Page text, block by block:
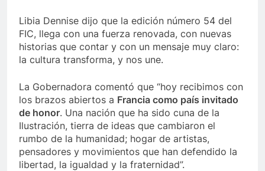
Libia Dennise dijo que la edición número 54 del
FIC, llega con una fuerza renovada, con nuevas
historias que contar y con un mensaje muy claro:
la cultura transforma, y nos une.
La Gobernadora comentó que “hoy recibimos con
los brazos abiertos a Francia como país invitado
de honor. Una nación que ha sido cuna de la
Ilustración, tierra de ideas que cambiaron el
rumbo de la humanidad; hogar de artistas,
pensadores y movimientos que han defendido la
libertad, la igualdad y la fraternidad”.